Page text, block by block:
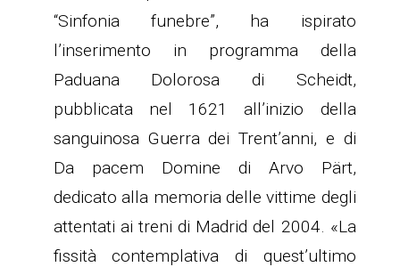
“Sinfonia funebre”, ha ispirato
l’inserimento in programma della
Paduana Dolorosa di Scheidt,
pubblicata nel 1621 all’inizio della
sanguinosa Guerra dei Trent’anni, e di
Da pacem Domine di Arvo Pärt,
dedicato alla memoria delle vittime degli
attentati ai treni di Madrid del 2004. «La
fissità contemplativa di quest’ultimo